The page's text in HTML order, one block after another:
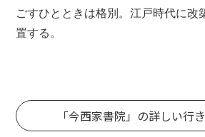
ごすひとときは格別。江戸時代に改
置する。
「今西家書院」の詳しい行